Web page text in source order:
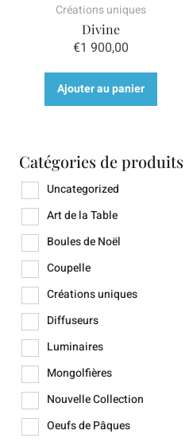
Catégories de produits
Uncategorized
Art de la Table
Boules de Noël
Coupelle
Créations uniques
Diffuseurs
Luminaires
Mongolfières
Nouvelle Collection
Oeufs de Pâques
Diffuseurs
Luminaires
Mongolfières
Nouvelle Collection
Vases
Produit Couleur
bleu blanc
vert blanc
Créations uniques
Divine
€1 900,00
Ajouter au panier